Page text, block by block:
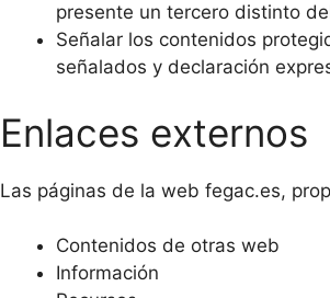
presente un tercero distinto
Señalar los contenidos
señalados y declaración
Enlaces externos
Las páginas de la web fegac.es,
Contenidos de otras web
Información